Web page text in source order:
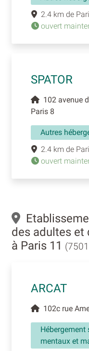
2.4 km de
ouvert
SPATOR
102 avenue
Paris 8
Autres
2.4 km de
ouvert
des adultes et
à Paris 11
ARCAT
102c rue
mentaux et